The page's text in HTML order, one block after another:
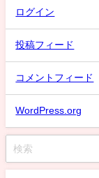
ログイン
投稿フィード
コメントフィード
WordPress.org